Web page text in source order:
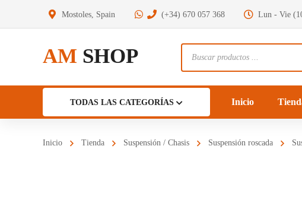
Mostoles, Spain (+34) 670 057 368 Lun - Vie
AM SHOP
de
productos
TODAS LAS CATEGORÍAS Inicio
Inicio Tienda Suspensión / Chasis Suspensión roscada